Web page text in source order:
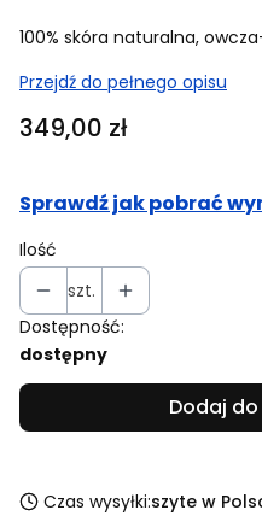
100% skóra naturalna,
Przejdź do pełnego opisu
Cena
349,00 zł
Sprawdź jak pobrać
Ilość
szt.
Dostępność:
dostępny
Dodaj
Czas wysyłki:szyte w